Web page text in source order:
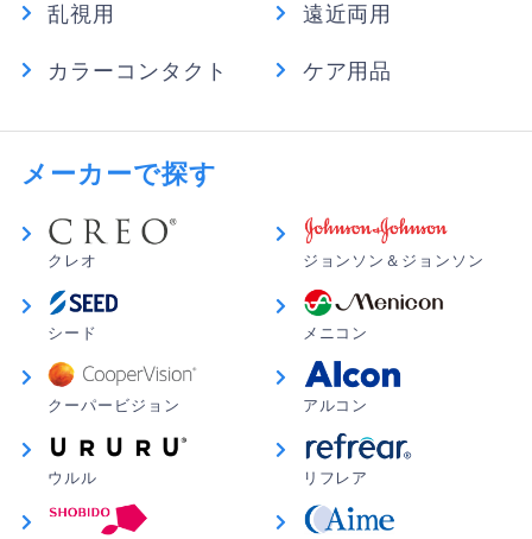
乱視用 遠近両用
カラーコンタクト ケア用品
メーカーで探す
クレオ ジョンソン＆ジョンソン
シード メニコン
クーパービジョン アルコン
ウルル リフレア